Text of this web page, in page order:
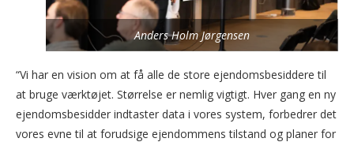
Anders Holm Jørgensen
“Vi har en vision om at få alle de store ejendomsbesiddere til
at bruge værktøjet. Størrelse er nemlig vigtigt. Hver gang en ny
ejendomsbesidder indtaster data i vores system, forbedrer det
vores evne til at forudsige ejendommens tilstand og planer for